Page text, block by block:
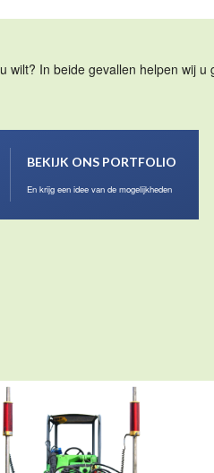
wilt? In beide gevallen helpen wij
BEKIJK ONS PORTFOLIO
En krijg een idee van de mogelijkheden